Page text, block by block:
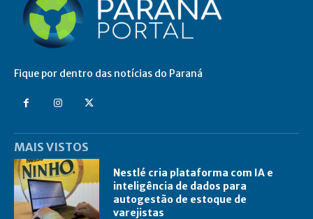
Fique por dentro das notícias do Paraná
MAIS VISTOS
Nestlé cria plataforma com IA e
inteligência de dados para
autogestão de estoque de
varejistas